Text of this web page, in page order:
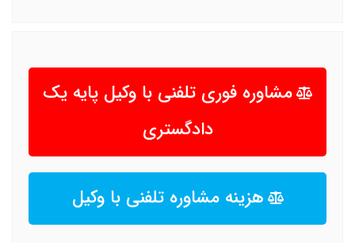
مشاوره فوری تلفنی با وکیل پایه یک
دادگستری
هزینه مشاوره تلفنی با وکیل